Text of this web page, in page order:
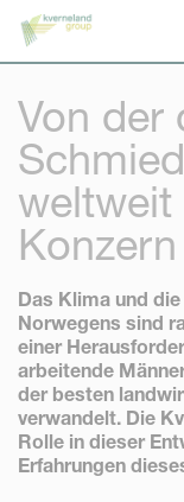
Von der
weltweit
Konzern
Das Klima und
Norwegens sind
einer
arbeitende
der besten
verwandelt. Die
Rolle in dieser
Erfahrungen
Cookie-Einstellungen